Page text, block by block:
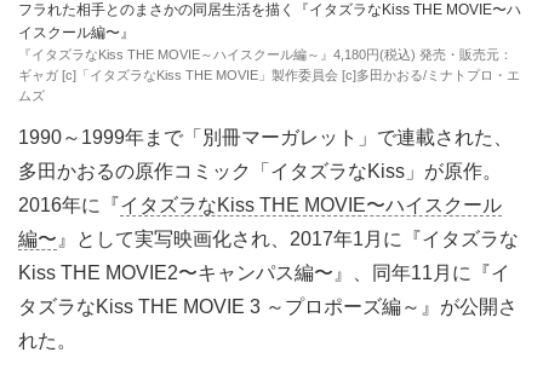
フラれた相手とのまさかの同居生活を描く『イタズラなKiss THE MOVIE〜ハ
イスクール編〜』
『イタズラなKiss THE MOVIE～ハイスクール編～』4,180円(税込) 発売・販売元：
ギャガ [c]「イタズラなKiss THE MOVIE」製作委員会 [c]多田かおる/ミナトプロ・エ
ムズ
1990～1999年まで「別冊マーガレット」で連載された、
多田かおるの原作コミック「イタズラなKiss」が原作。
2016年に『イタズラなKiss THE MOVIE〜ハイスクール
編〜 』として実写映画化され、2017年1月に『イタズラな
Kiss THE MOVIE2〜キャンパス編〜』、同年11月に『イ
タズラなKiss THE MOVIE 3 ～プロポーズ編～』が公開さ
れた。